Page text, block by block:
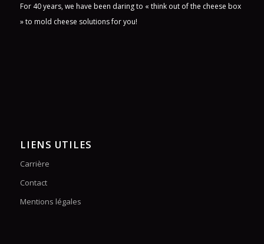
For 40 years, we have been daring to « think out of the cheese box
» to mold cheese solutions for you!
LIENS UTILES
Carrière
Contact
Mentions légales